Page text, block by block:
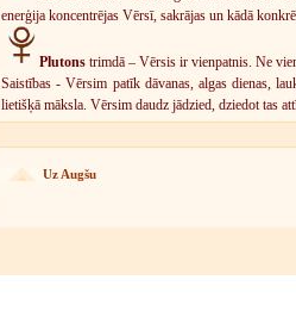
enerģija koncentrējas Vērsī, sakrājas un kādā
Plutons trimdā – Vērsis ir vienpatnis. Ne
Saistības - Vērsim patīk dāvanas, algas dienas,
lietišķā māksla. Vērsim daudz jādzied, dziedot tas
Uz Augšu